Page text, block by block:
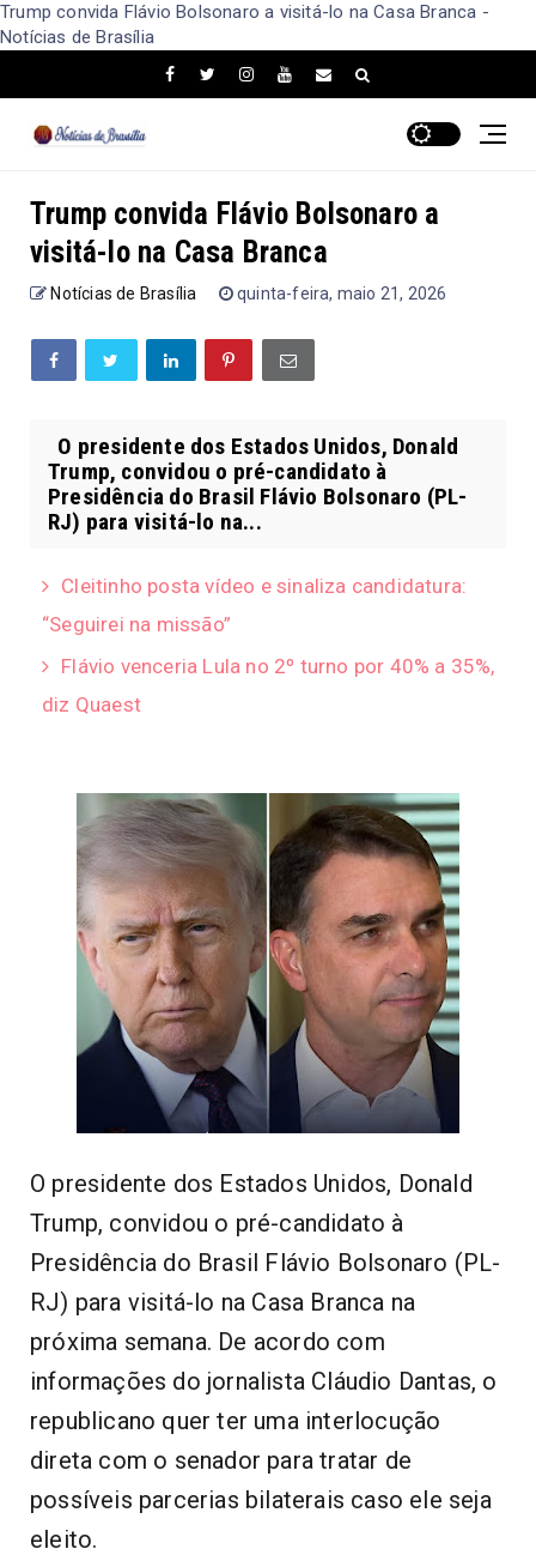
Trump convida Flávio Bolsonaro a visitá-lo na Casa Branca -
Notícias de Brasília
Trump convida Flávio Bolsonaro a
visitá-lo na Casa Branca
Notícias de Brasília quinta-feira, maio 21, 2026
O presidente dos Estados Unidos, Donald
Trump, convidou o pré-candidato à
Presidência do Brasil Flávio Bolsonaro (PL-
RJ) para visitá-lo na...
Cleitinho posta vídeo e sinaliza candidatura:
“Seguirei na missão”
Flávio venceria Lula no 2º turno por 40% a 35%,
diz Quaest
O presidente dos Estados Unidos, Donald
Trump, convidou o pré-candidato à
Presidência do Brasil Flávio Bolsonaro (PL-
RJ) para visitá-lo na Casa Branca na
próxima semana. De acordo com
informações do jornalista Cláudio Dantas, o
republicano quer ter uma interlocução
direta com o senador para tratar de
possíveis parcerias bilaterais caso ele seja
eleito.